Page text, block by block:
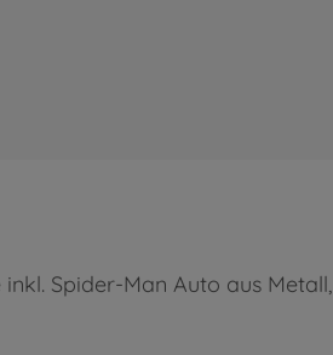
Spider-Man Auto aus Metall,